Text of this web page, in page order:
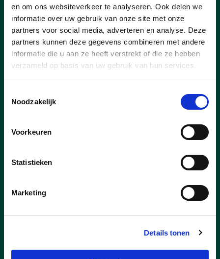
en om ons websiteverkeer te analyseren. Ook delen we
informatie over uw gebruik van onze site met onze
partners voor social media, adverteren en analyse. Deze
partners kunnen deze gegevens combineren met andere
informatie die u aan ze heeft verstrekt of die ze hebben
verzameld op basis van uw gebruik van hun services.
Noodzakelijk
Voorkeuren
Statistieken
Marketing
Details tonen